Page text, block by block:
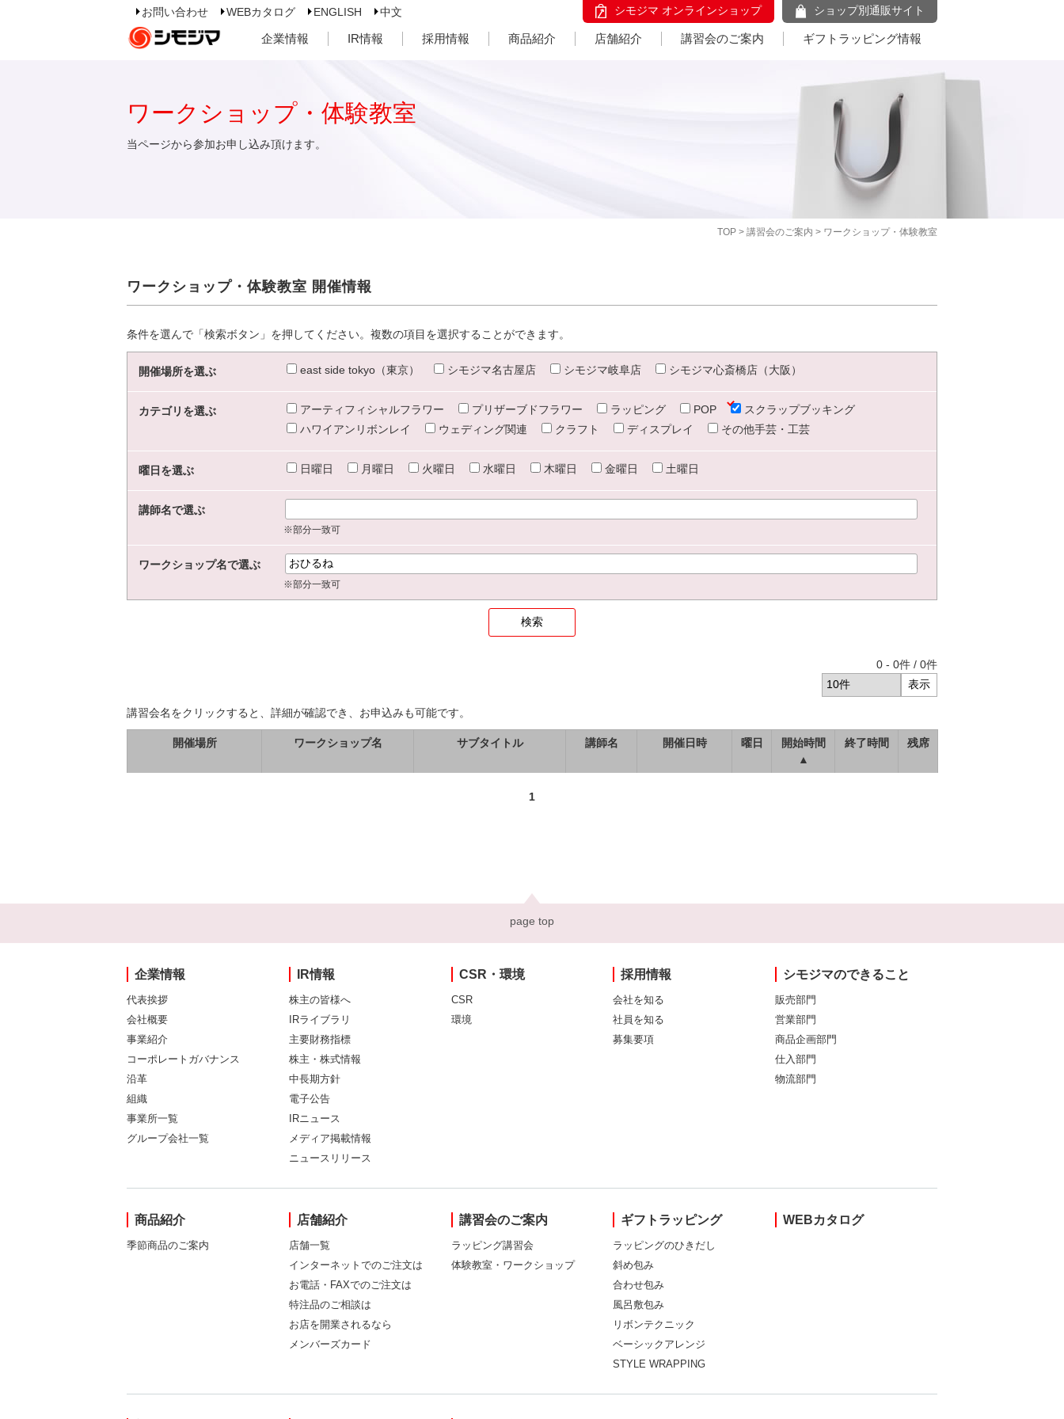
お問い合わせ WEBカタログ ENGLISH 中文 シモジマ オンラインショップ ショップ別通販サイト
企業情報 IR情報 採用情報 商品紹介 店舗紹介 講習会のご案内 ギフトラッピング情報
TOP > 講習会のご案内 > ワークショップ・体験教室
ワークショップ・体験教室
当ページから参加お申し込み頂けます。
ワークショップ・体験教室 開催情報
条件を選んで「検索ボタン」を押してください。複数の項目を選択することができます。
開催場所を選ぶ east side tokyo（東京） シモジマ名古屋店 シモジマ岐阜店 シモジマ心斎橋店（大阪）
カテゴリを選ぶ アーティフィシャルフラワー プリザーブドフラワー ラッピング POP
スクラップブッキング
ハワイアンリボンレイ
ウェディング関連 クラフト ディスプレイ その他手芸・工芸
曜日を選ぶ 日曜日 月曜日 火曜日 水曜日 木曜日 金曜日 土曜日
講師名で選ぶ
※部分一致可
ワークショップ名で選ぶ
※部分一致可
0 - 0件 / 0件
講習会名をクリックすると、詳細が確認でき、お申込みも可能です。
開催場所 ワークショップ名 サブタイトル 講師名 開催日時 曜日
開始時間
▲
終了時間 残席
1
page top
企業情報
代表挨拶
会社概要
事業紹介
コーポレートガバナンス
沿革
組織
事業所一覧
グループ会社一覧
IR情報
株主の皆様へ
IRライブラリ
主要財務指標
株主・株式情報
中長期方針
電子公告
IRニュース
メディア掲載情報
ニュースリリース
CSR・環境
CSR
環境
採用情報
会社を知る
社員を知る
募集要項
シモジマのできること
販売部門
営業部門
商品企画部門
仕入部門
物流部門
商品紹介
季節商品のご案内
店舗紹介
店舗一覧
インターネットでのご注文は
お電話・FAXでのご注文は
特注品のご相談は
お店を開業されるなら
メンバーズカード
講習会のご案内
ラッピング講習会
体験教室・ワークショップ
ギフトラッピング
ラッピングのひきだし
斜め包み
合わせ包み
風呂敷包み
リボンテクニック
ベーシックアレンジ
STYLE WRAPPING
WEBカタログ